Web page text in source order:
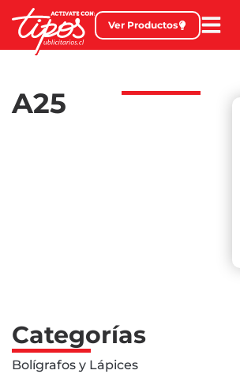
Ver Productos
A25
Categorías
Bolígrafos y Lápices